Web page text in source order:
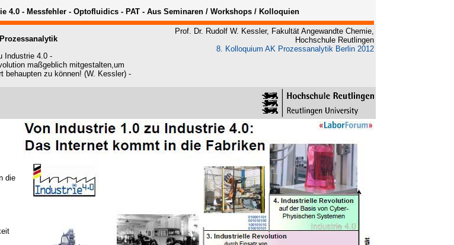
4.0 - Messfehler - Optofluidics - PAT - Aus Seminaren / Workshops / Kolloquien
Industrie 4.0 -
maßgeblich mitgestalten,um
behaupten zu können! (W. Kessler) -
Prof. Dr. Rudolf W. Kessler, Fakultät Angewandte Chemie,
Hochschule Reutlingen
8. Kolloquium AK Prozessanalytik Berlin 2012
die